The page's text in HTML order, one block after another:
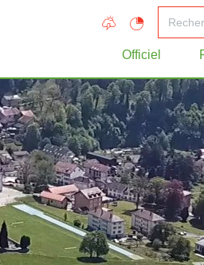
Officiel